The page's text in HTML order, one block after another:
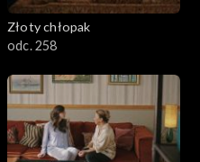
Złoty chłopak
odc. 258